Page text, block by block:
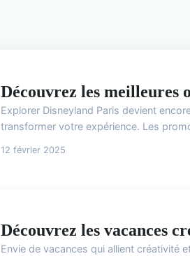
Découvrez les meilleures
Explorer Disneyland Paris devient
transformer votre expérience. Les
12 février 2025
Découvrez les vacances
Envie de vacances qui allient créativité